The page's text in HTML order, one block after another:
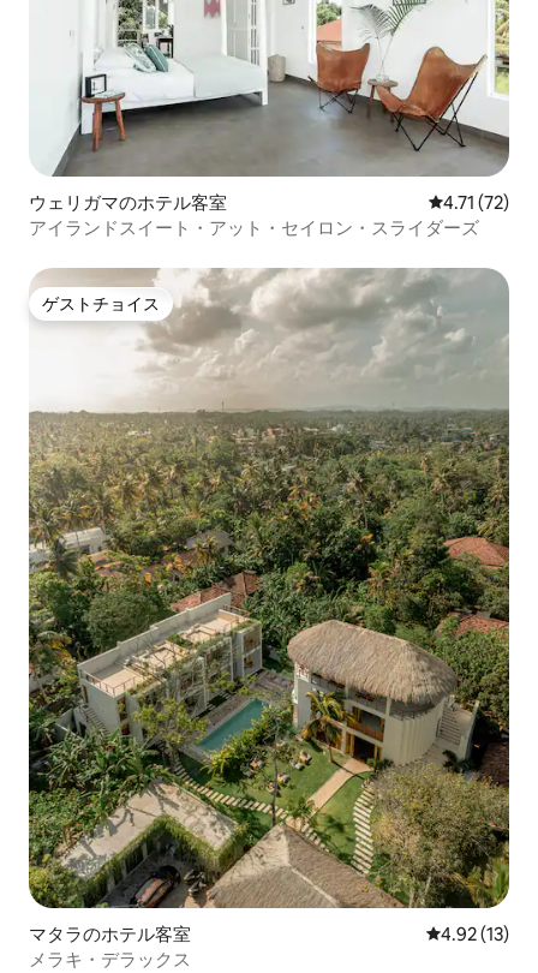
ウェリガマのホテル客室 レビュー72
4.71 (72)
アイランドスイート・アット・セイロン・スライダーズ
ゲストチョイス
ゲストチョイス
マタラのホテル客室 レビュー13
4.92 (13)
メラキ・デラックス